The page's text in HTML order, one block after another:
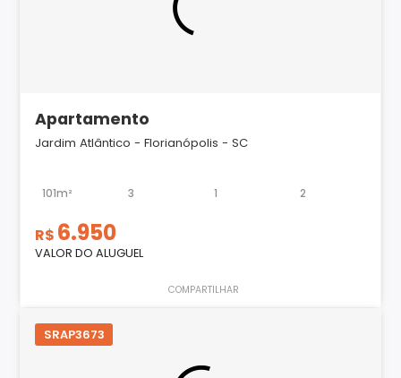
Apartamento
Jardim Atlântico - Florianópolis - SC
101m² 3 1 2
R$ 6.950
VALOR DO ALUGUEL
COMPARTILHAR
SRAP3673